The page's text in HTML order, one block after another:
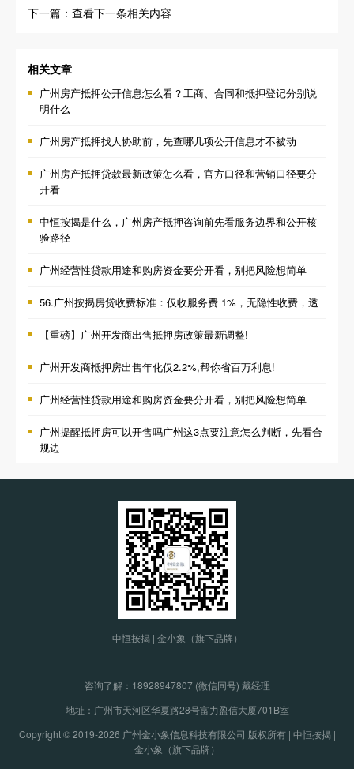
下一篇：查看下一条相关内容
相关文章
广州房产抵押公开信息怎么看？工商、合同和抵押登记分别说
明什么
广州房产抵押找人协助前，先查哪几项公开信息才不被动
广州房产抵押贷款最新政策怎么看，官方口径和营销口径要分
开看
中恒按揭是什么，广州房产抵押咨询前先看服务边界和公开核
验路径
广州经营性贷款用途和购房资金要分开看，别把风险想简单
56.广州按揭房贷收费标准：仅收服务费 1%，无隐性收费，透
【重磅】广州开发商出售抵押房政策最新调整!
广州开发商抵押房出售年化仅2.2%,帮你省百万利息!
广州经营性贷款用途和购房资金要分开看，别把风险想简单
广州提醒抵押房可以开售吗广州这3点要注意怎么判断，先看合
规边
中恒按揭 | 金小象（旗下品牌）
咨询了解： 18928947807 (微信同号) 戴经理
地址：广州市天河区华夏路28号富力盈信大厦701B室
Copyright © 2019-2026 广州金小象信息科技有限公司 版权所有 | 中恒按揭 |
金小象（旗下品牌）